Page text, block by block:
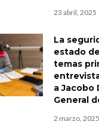
23 abril, 2025
La
estado
temas
a Jacobo
General
2 marzo, 2025